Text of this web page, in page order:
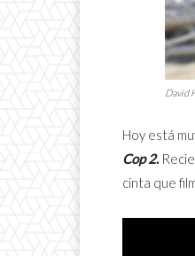
David
Hoy está
Cop 2.
cinta que